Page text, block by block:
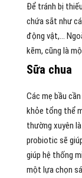
Để tránh bị
chứa sắt như
động vật,…
kẽm, cũng là
Sữa chua
Các mẹ bầu
khỏe tổng thể
thường xuyên
probiotic sẽ
giúp hệ thống
một lựa chọn